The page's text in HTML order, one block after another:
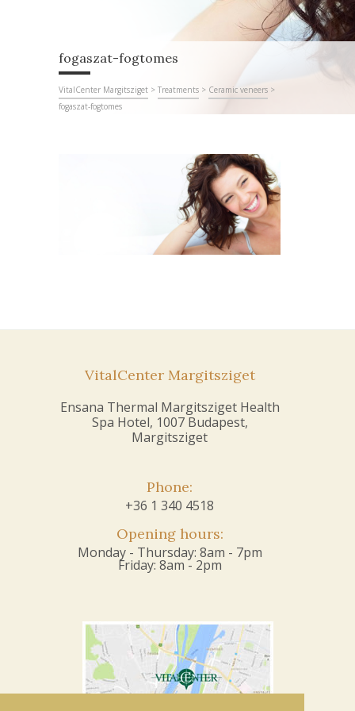
fogaszat-fogtomes
VitalCenter Margitsziget > Treatments > Ceramic veneers >
fogaszat-fogtomes
VitalCenter Margitsziget
Ensana Thermal Margitsziget Health
Spa Hotel, 1007 Budapest,
Margitsziget
Phone:
+36 1 340 4518
Opening hours:
Monday - Thursday: 8am - 7pm
Friday: 8am - 2pm